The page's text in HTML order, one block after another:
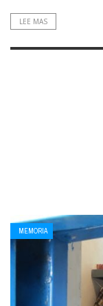
LEE MAS
MEMORIA